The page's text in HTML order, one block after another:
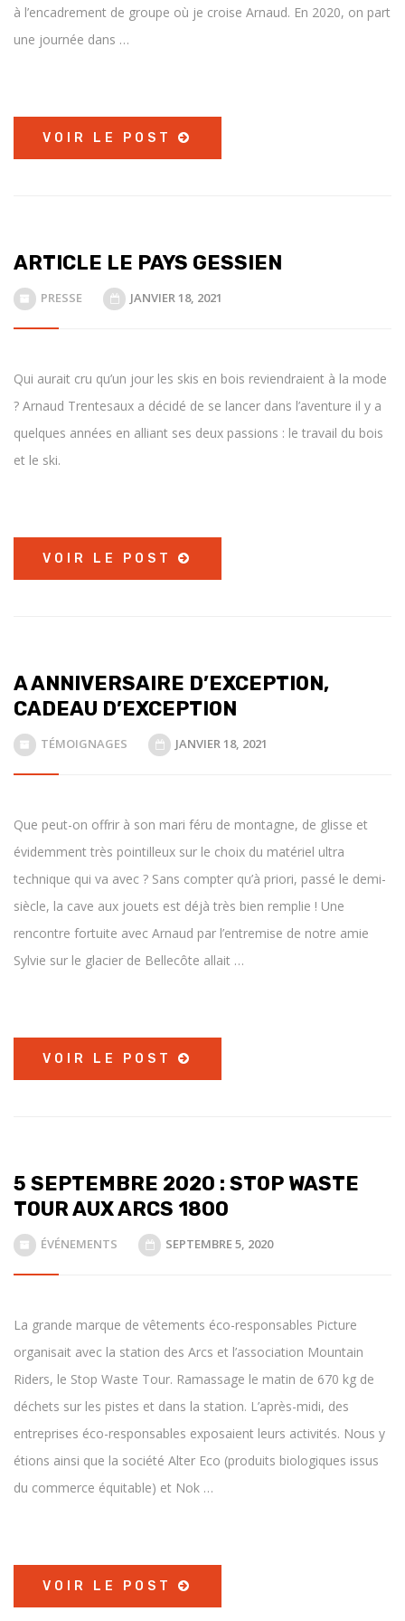
à l’encadrement de groupe où je croise Arnaud. En 2020, on part
une journée dans …
VOIR LE POST
ARTICLE LE PAYS GESSIEN
PRESSE JANVIER 18, 2021
Qui aurait cru qu’un jour les skis en bois reviendraient à la mode
? Arnaud Trentesaux a décidé de se lancer dans l’aventure il y a
quelques années en alliant ses deux passions : le travail du bois
et le ski.
VOIR LE POST
A ANNIVERSAIRE D’EXCEPTION,
CADEAU D’EXCEPTION
TÉMOIGNAGES JANVIER 18, 2021
Que peut-on offrir à son mari féru de montagne, de glisse et
évidemment très pointilleux sur le choix du matériel ultra
technique qui va avec ? Sans compter qu’à priori, passé le demi-
siècle, la cave aux jouets est déjà très bien remplie ! Une
rencontre fortuite avec Arnaud par l’entremise de notre amie
Sylvie sur le glacier de Bellecôte allait …
VOIR LE POST
5 SEPTEMBRE 2020 : STOP WASTE
TOUR AUX ARCS 1800
ÉVÉNEMENTS SEPTEMBRE 5, 2020
La grande marque de vêtements éco-responsables Picture
organisait avec la station des Arcs et l’association Mountain
Riders, le Stop Waste Tour. Ramassage le matin de 670 kg de
déchets sur les pistes et dans la station. L’après-midi, des
entreprises éco-responsables exposaient leurs activités. Nous y
étions ainsi que la société Alter Eco (produits biologiques issus
du commerce équitable) et Nok …
VOIR LE POST